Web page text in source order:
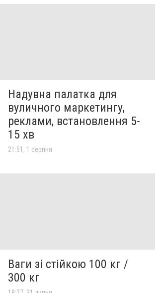
Надувна палатка для
вуличного маркетингу,
реклами, встановлення 5-
15 хв
21:51, 1 серпня
Ваги зі стійкою 100 кг /
300 кг